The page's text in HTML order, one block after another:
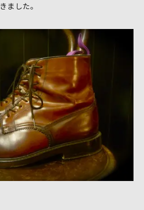
ました。